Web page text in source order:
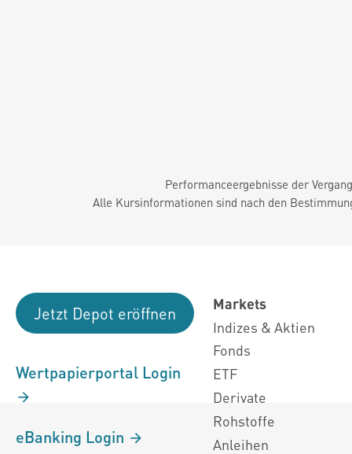
Performanceergebnisse der
Alle Kursinformationen sind nach den
Jetzt Depot eröffnen
Wertpapierportal Login
eBanking Login
Markets
Indizes & Aktien
Fonds
ETF
Derivate
Rohstoffe
Anleihen